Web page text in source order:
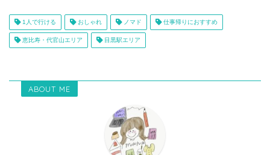
1人で行ける おしゃれ ノマド 仕事帰りにおすすめ
恵比寿・代官山エリア 目黒駅エリア
ABOUT ME